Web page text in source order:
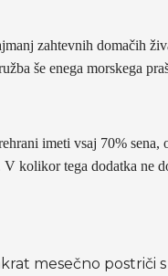
zahtevnih domačih
še enega morskega
imeti vsaj 70% sena,
kolikor tega dodatka ne
mesečno postriči